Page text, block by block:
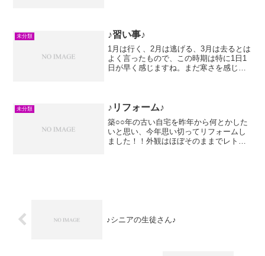
は生徒さんの娘さ...
未分類 ♪習い事♪
1月は行く、2月は逃げる、3月は去るとは
よく言ったもので、この時期は特に1日1
日が早く感じますね。まだ寒さを感じる
相まって何か新...
未分類 ♪リフォーム♪
築○○年の古い自宅を昨年から何とかした
いと思い、今年思い切ってリフォームし
ました！！外観はほぼそのままでレトロ
でピアノを弾くことが出来なくて、スゴ
くピアノが弾きたい～～～～！！！と心
♪シニアの生徒さん♪